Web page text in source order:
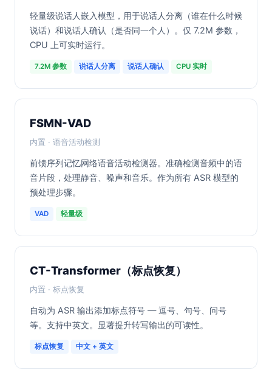
轻量级说话人嵌入模型，用于说话人分离（谁在什么时候
说话）和说话人确认（是否同一个人）。仅 7.2M 参数，
CPU 上可实时运行。
7.2M 参数 说话人分离 说话人确认 CPU 实时
FSMN-VAD
内置 · 语音活动检测
前馈序列记忆网络语音活动检测器。准确检测音频中的语
音片段，处理静音、噪声和音乐。作为所有 ASR 模型的
预处理步骤。
VAD 轻量级
CT-Transformer（标点恢复）
内置 · 标点恢复
自动为 ASR 输出添加标点符号 — 逗号、句号、问号
等。支持中英文。显著提升转写输出的可读性。
标点恢复 中文 + 英文